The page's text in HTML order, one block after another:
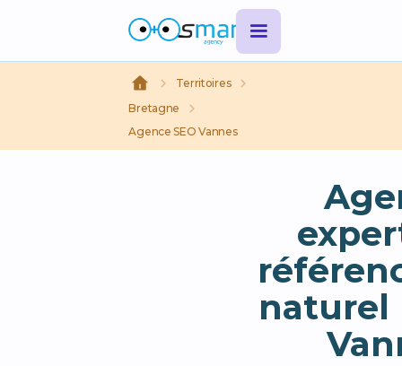
Territoires
Bretagne
Agence SEO Vannes
naturel